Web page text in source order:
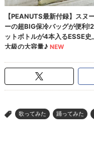
> 歌ってみた 踊ってみた